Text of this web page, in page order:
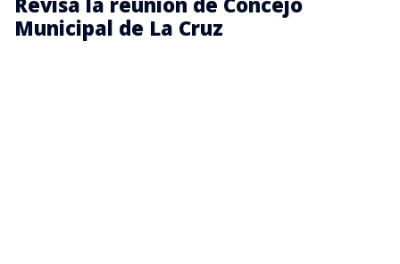
Municipal de La Cruz